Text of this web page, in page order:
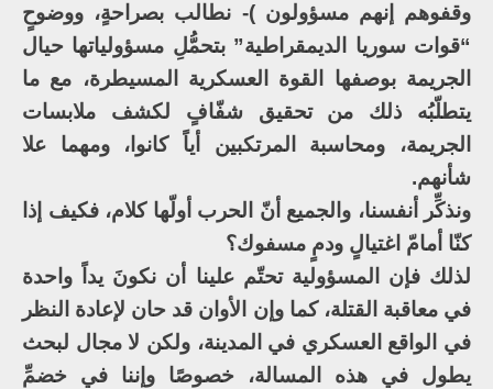
وقفوهم إنهم مسؤولون )- نطالب بصراحةٍ، ووضوحٍ
“قوات سوريا الديمقراطية” بتحمُّلِ مسؤولياتها حيال
الجريمة بوصفها القوة العسكرية المسيطرة، مع ما
يتطلّبُه ذلك من تحقيق شفّافٍ لكشف ملابسات
الجريمة، ومحاسبة المرتكبين أياً كانوا، ومهما علا
شأنهم.
ونذكِّر أنفسنا، والجميع أنّ الحرب أولّها كلام، فكيف إذا
كنّا أمامّ اغتيالٍ ودمٍ مسفوك؟
لذلك فإن المسؤولية تحتّم علينا أن نكونَ يداً واحدة
في معاقبة القتلة، كما وإن الأوان قد حان لإعادة النظر
في الواقع العسكري في المدينة، ولكن لا مجال لبحث
يطول في هذه المسالة، خصوصًا وإننا في خضمِّ